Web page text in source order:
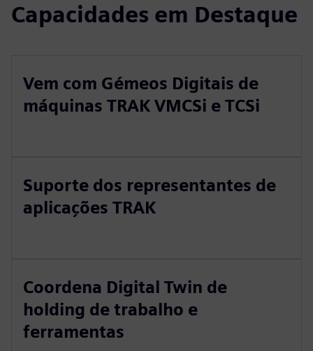
Capacidades em Destaque
Vem com Gémeos Digitais de
máquinas TRAK VMCSi e TCSi
Suporte dos representantes de
aplicações TRAK
Coordena Digital Twin de
holding de trabalho e
ferramentas